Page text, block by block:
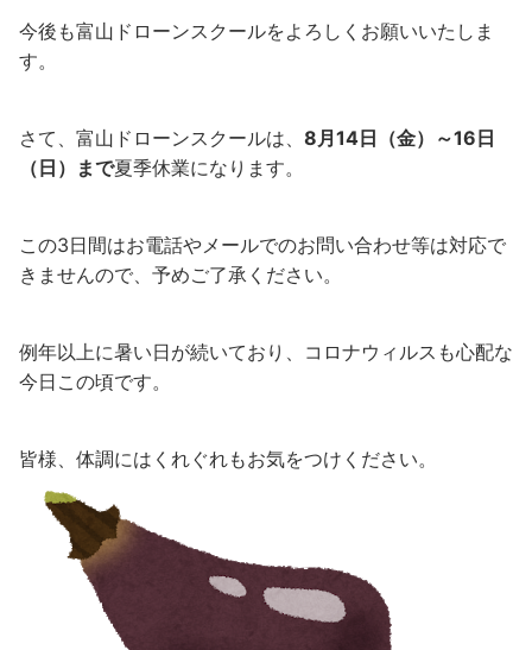
今後も富山ドローンスクールをよろしくお願いいたしま
す。
さて、富山ドローンスクールは、 8月14日（金）～16日
（日）まで夏季休業になります。
この3日間はお電話やメールでのお問い合わせ等は対応で
きませんので、予めご了承ください。
例年以上に暑い日が続いており、コロナウィルスも心配な
今日この頃です。
皆様、体調にはくれぐれもお気をつけください。